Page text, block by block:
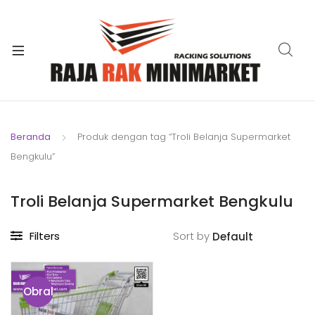
Beranda
Produk dengan tag “Troli Belanja Supermarket
Bengkulu”
Troli Belanja Supermarket Bengkulu
Filters Sort by
Obral